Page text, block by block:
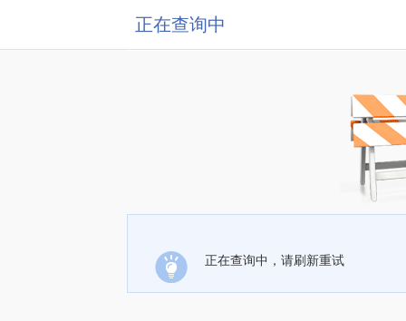
正在查询中
正在查询中，请刷新重试